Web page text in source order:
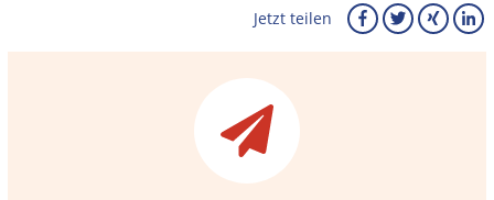
Jetzt teilen